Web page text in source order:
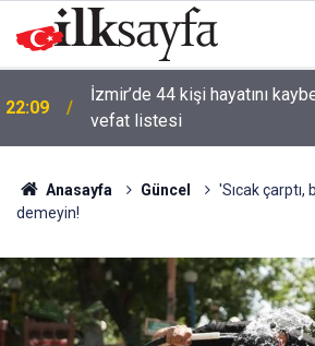
22:09
İzmir’de 44 kişi hayatını
vefat listesi
Anasayfa Güncel
'Sıcak
demeyin!